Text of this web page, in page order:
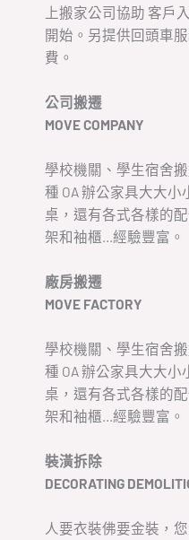
上搬家公司協助 客戶
開始。另提供回頭車
費。
公司搬遷
MOVE COMPANY
學校機關、學生宿舍
種 OA 辦公家具大大
桌，還有各式各樣的
架和袖櫃…經驗豐富。
廠房搬遷
MOVE FACTORY
學校機關、學生宿舍
種 OA 辦公家具大大
桌，還有各式各樣的
架和袖櫃…經驗豐富。
裝潢拆除
DECORATING
人要衣裝佛要金裝，